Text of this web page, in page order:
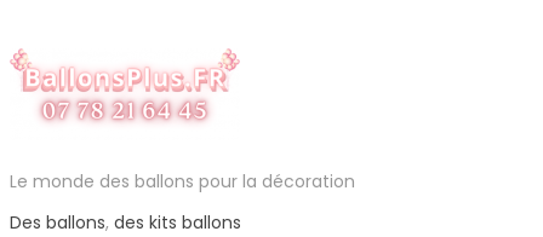
Le monde des ballons pour la décoration
Des ballons, des kits ballons